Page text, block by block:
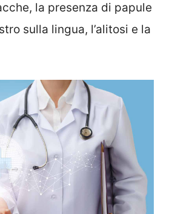
la presenza di papule
sulla lingua, l’alitosi e la